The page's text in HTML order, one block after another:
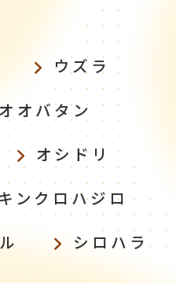
ウズラ
オオバタン
オシドリ
キンクロハジロ
シロハラ